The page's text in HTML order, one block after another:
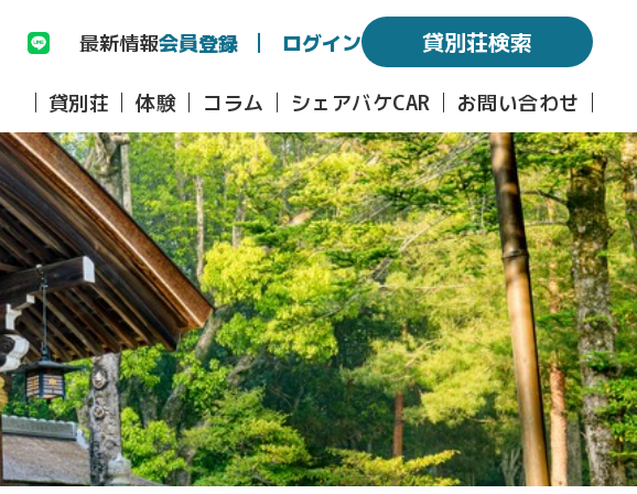
最新情報会員登録 ログイン 貸別荘検索
貸別荘 体験 コラム シェアバケCAR お問い合わせ